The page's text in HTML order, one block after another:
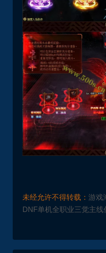
未经允许不得转载：游戏
DNF单机全职业三觉主线